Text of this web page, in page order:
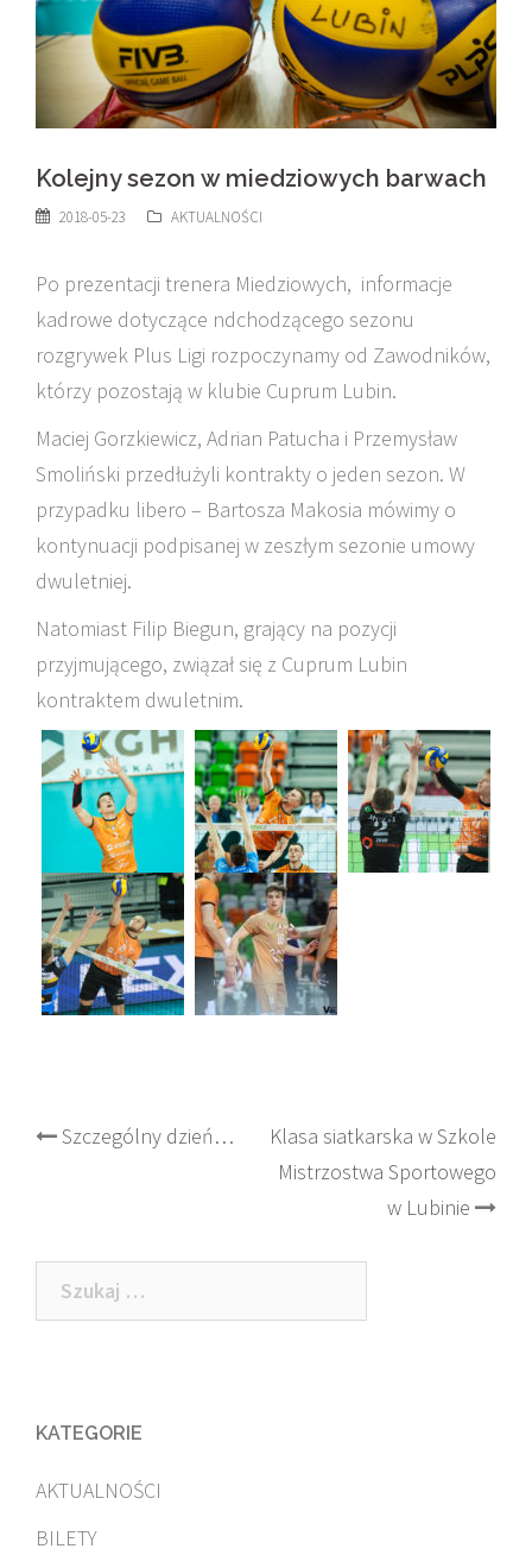
Kolejny sezon w miedziowych barwach
2018-05-23 AKTUALNOŚCI
Po prezentacji trenera Miedziowych, informacje
kadrowe dotyczące ndchodzącego sezonu
rozgrywek Plus Ligi rozpoczynamy od Zawodników,
którzy pozostają w klubie Cuprum Lubin.
Maciej Gorzkiewicz, Adrian Patucha i Przemysław
Smoliński przedłużyli kontrakty o jeden sezon. W
przypadku libero – Bartosza Makosia mówimy o
kontynuacji podpisanej w zeszłym sezonie umowy
dwuletniej.
Natomiast Filip Biegun, grający na pozycji
przyjmującego, związał się z Cuprum Lubin
kontraktem dwuletnim.
Post
Szczególny dzień…
Klasa siatkarska w Szkole
Mistrzostwa Sportowego
w Lubinie
Szukaj:
KATEGORIE
AKTUALNOŚCI
BILETY